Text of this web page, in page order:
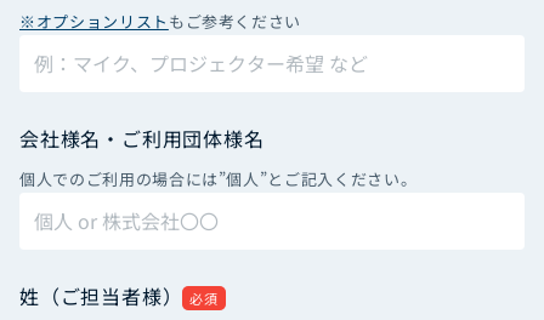
※オプションリスト もご参考ください
会社様名・ご利用団体様名
個人でのご利用の場合には”個人”とご記入ください。
姓（ご担当者様） 必須